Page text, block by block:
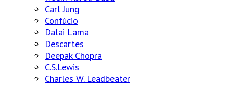
Carl Jung
Confúcio
Dalai Lama
Descartes
Deepak Chopra
C.S.Lewis
Charles W. Leadbeater